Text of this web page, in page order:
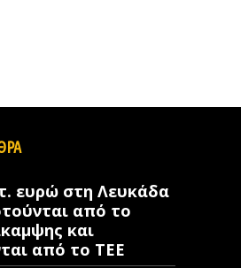
ευρώ στη Λευκάδα
από το
και
από το ΤΕΕ